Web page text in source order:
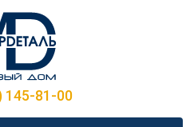
145-81-00